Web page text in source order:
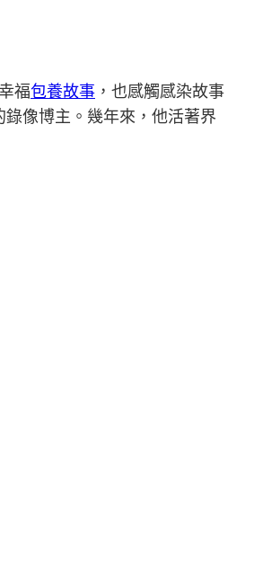
福包養故事 ，也感觸感染故事
像博主。幾年來，他活著界